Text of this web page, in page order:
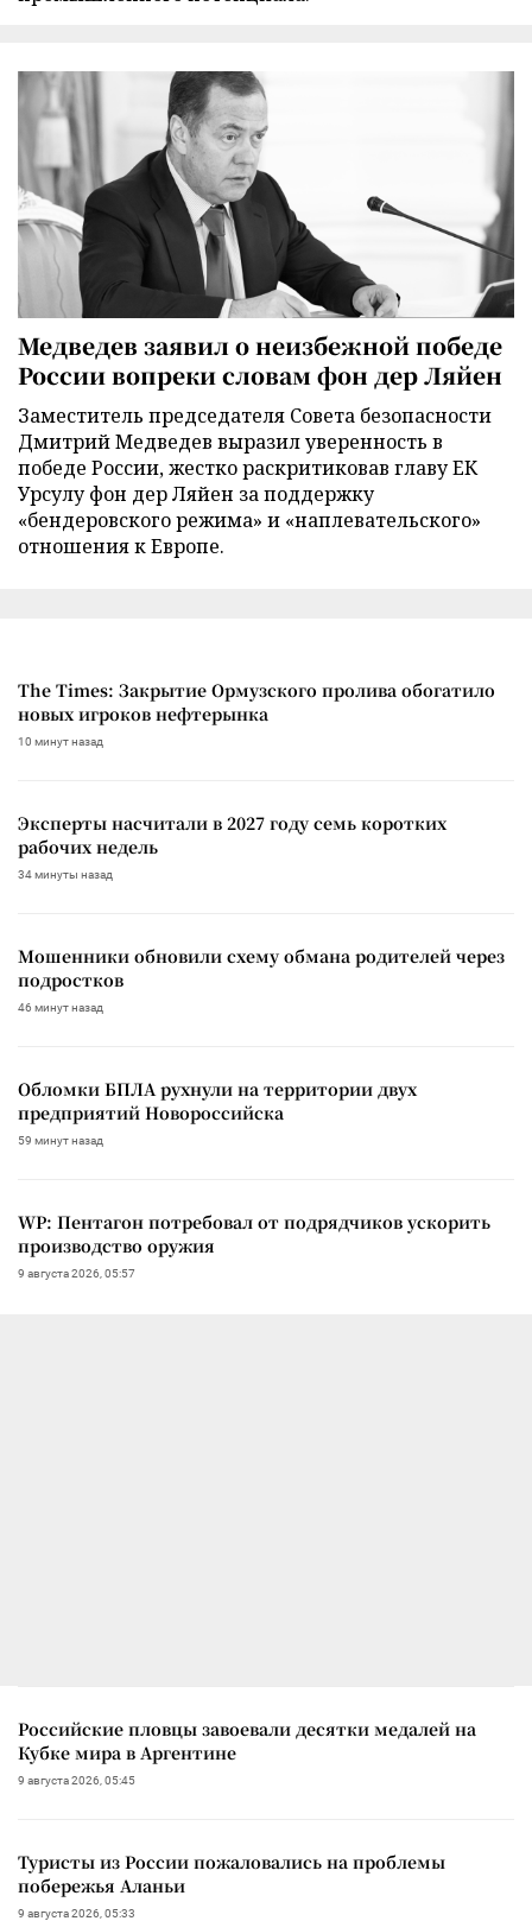
Медведев заявил о неизбежной победе
России вопреки словам фон дер Ляйен
Заместитель председателя Совета безопасности
Дмитрий Медведев выразил уверенность в
победе России, жестко раскритиковав главу ЕК
Урсулу фон дер Ляйен за поддержку
«бендеровского режима» и «наплевательского»
отношения к Европе.
The Times: Закрытие Ормузского пролива обогатило
новых игроков нефтерынка
10 минут назад
Эксперты насчитали в 2027 году семь коротких
рабочих недель
34 минуты назад
Мошенники обновили схему обмана родителей через
подростков
46 минут назад
Обломки БПЛА рухнули на территории двух
предприятий Новороссийска
59 минут назад
WP: Пентагон потребовал от подрядчиков ускорить
производство оружия
9 августа 2026, 05:57
Российские пловцы завоевали десятки медалей на
Кубке мира в Аргентине
9 августа 2026, 05:45
Туристы из России пожаловались на проблемы
побережья Аланьи
9 августа 2026, 05:33